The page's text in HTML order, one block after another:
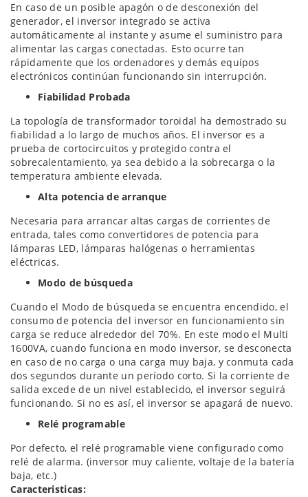
En caso de un posible apagón o de desconexión del
generador, el inversor integrado se activa
automáticamente al instante y asume el suministro para
alimentar las cargas conectadas. Esto ocurre tan
rápidamente que los ordenadores y demás equipos
electrónicos continúan funcionando sin interrupción.
Fiabilidad Probada
La topología de transformador toroidal ha demostrado su
fiabilidad a lo largo de muchos años. El inversor es a
prueba de cortocircuitos y protegido contra el
sobrecalentamiento, ya sea debido a la sobrecarga o la
temperatura ambiente elevada.
Alta potencia de arranque
Necesaria para arrancar altas cargas de corrientes de
entrada, tales como convertidores de potencia para
lámparas LED, lámparas halógenas o herramientas
eléctricas.
Modo de búsqueda
Cuando el Modo de búsqueda se encuentra encendido, el
consumo de potencia del inversor en funcionamiento sin
carga se reduce alrededor del 70%. En este modo el Multi
1600VA, cuando funciona en modo inversor, se desconecta
en caso de no carga o una carga muy baja, y conmuta cada
dos segundos durante un período corto. Si la corriente de
salida excede de un nivel establecido, el inversor seguirá
funcionando. Si no es así, el inversor se apagará de nuevo.
Relé programable
Por defecto, el relé programable viene configurado como
relé de alarma. (inversor muy caliente, voltaje de la batería
baja, etc.)
Caracteristicas: